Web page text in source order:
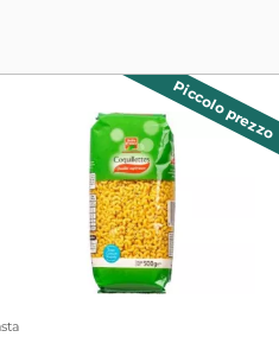
Piccolo prezzo